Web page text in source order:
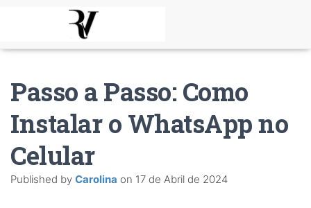
Passo a Passo: Como
Instalar o WhatsApp no
Celular
Published by Carolina on 17 de Abril de 2024